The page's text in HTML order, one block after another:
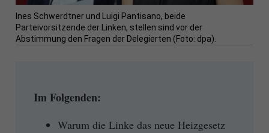
Ines Schwerdtner und Luigi Pantisano, beide
Parteivorsitzende der Linken, stellen sind vor der
Abstimmung den Fragen der Delegierten (Foto: dpa).
Im Folgenden:
Warum die Linke das neue Heizgesetz